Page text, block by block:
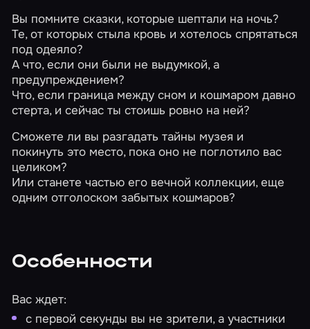
Вы помните сказки, которые шептали на ночь?
Те, от которых стыла кровь и хотелось спрятаться
под одеяло?
​​​​​​​А что, если они были не выдумкой, а
предупреждением?
Что, если граница между сном и кошмаром давно
стерта, и сейчас ты стоишь ровно на ней?
Сможете ли вы разгадать тайны музея и
покинуть это место, пока оно не поглотило вас
целиком?
Или станете частью его вечной коллекции, еще
одним отголоском забытых кошмаров?
Особенности
Вас ждет:
с первой секунды вы не зрители, а участники